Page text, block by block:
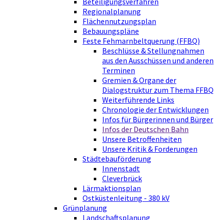
Regionalplanung
Flächennutzungsplan
Bebauungspläne
Feste Fehmarnbeltquerung (FFBQ)
Beschlüsse & Stellungnahmen
aus den Ausschüssen und anderen
Terminen
Gremien & Organe der
Dialogstruktur zum Thema FFBQ
Weiterführende Links
Chronologie der Entwicklungen
Infos für Bürgerinnen und Bürger
Infos der Deutschen Bahn
Unsere Betroffenheiten
Unsere Kritik & Forderungen
Städtebauförderung
Innenstadt
Cleverbrück
Lärmaktionsplan
Ostküstenleitung - 380 kV
Grünplanung
Landschaftsplanung